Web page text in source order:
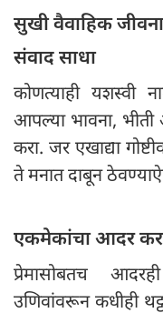
सुखी वैवाहिक
संवाद साधा
कोणत्याही यशस्वी
आपल्या भावना,
करा. जर एखाद्या
ते मनात दाबून
एकमेकांचा आदर
प्रेमासोबतच
उणिवांवरून कधीही